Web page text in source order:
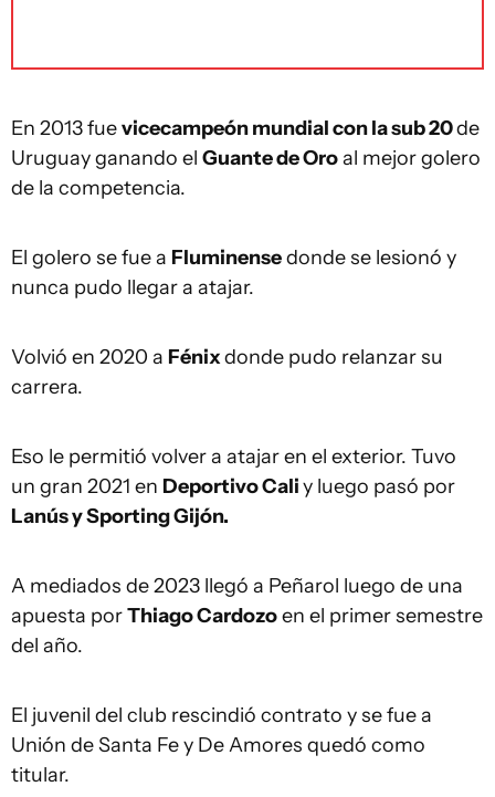
En 2013 fuevicecampeón mundial con la sub 20de
Uruguay ganando el Guante de Oroal mejor golero
de la competencia.
El golero se fue a Fluminensedonde se lesionó y
nunca pudo llegar a atajar.
Volvió en 2020 a Fénixdonde pudo relanzar su
carrera.
Eso le permitió volver a atajar en el exterior. Tuvo
un gran 2021 en Deportivo Caliy luego pasó por
Lanús y Sporting Gijón.
A mediados de 2023 llegó a Peñarol luego de una
apuesta porThiago Cardozoen el primer semestre
del año.
El juvenil del club rescindió contrato y se fue a
Unión de Santa Fe y De Amores quedó como
titular.